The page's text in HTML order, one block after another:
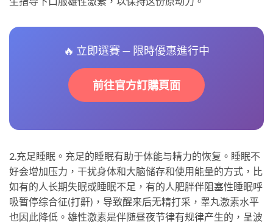
🔥 立即選賽 — 限時優惠進行中
前往官方訂購頁面
2.充足睡眠。充足的睡眠有助于体能与精力的恢复。睡眠不
好会增加压力，干扰身体和大脑储存和使用能量的方式，比
如有的人长期失眠或睡眠不足，有的人肥胖伴阻塞性睡眠呼
吸暂停综合征(打鼾)，导致醒来后无精打采，睾丸激素水平
也因此降低。雄性激素是伴随昼夜节律有规律产生的，呈波